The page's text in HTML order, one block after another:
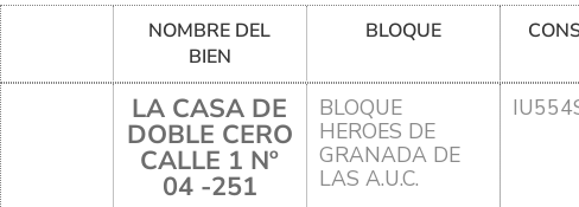
NOMBRE DEL
BIEN
BLOQUE
LA CASA DE
DOBLE CERO
CALLE 1 Nº
04 -251
BLOQUE
HEROES DE
GRANADA DE
LAS A.U.C.